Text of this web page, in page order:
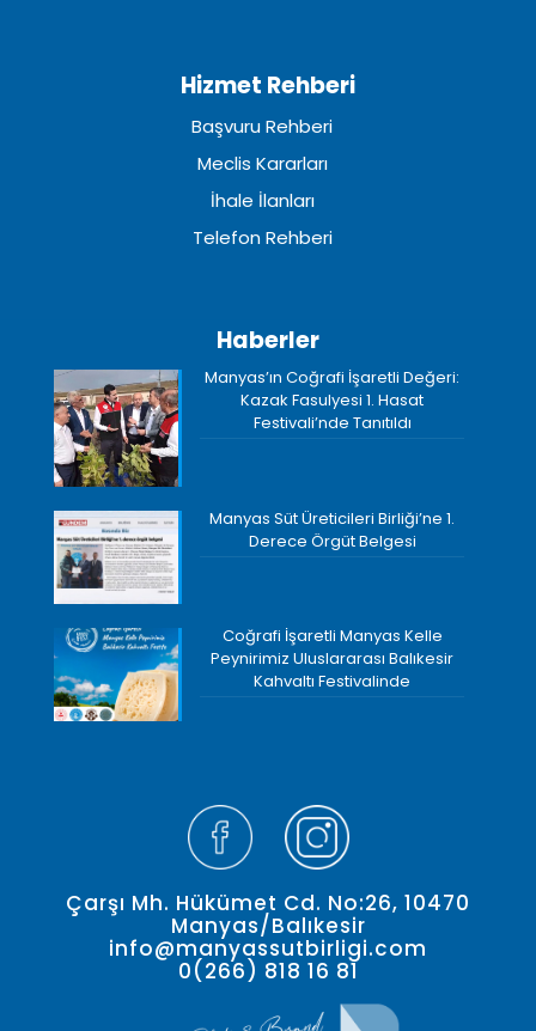
Hizmet Rehberi
Başvuru Rehberi
Meclis Kararları
İhale İlanları
Telefon Rehberi
Haberler
Manyas’ın Coğrafi İşaretli Değeri:
Kazak Fasulyesi 1. Hasat
Festivali’nde Tanıtıldı
Manyas Süt Üreticileri Birliği’ne 1.
Derece Örgüt Belgesi
Coğrafi İşaretli Manyas Kelle
Peynirimiz Uluslararası Balıkesir
Kahvaltı Festivalinde
Çarşı Mh. Hükümet Cd. No:26, 10470
Manyas/Balıkesir
info@manyassutbirligi.com
0(266) 818 16 81